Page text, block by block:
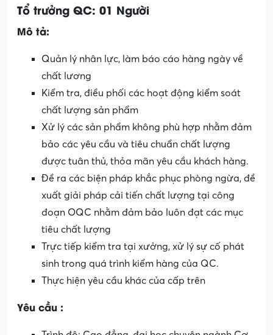
Tổ trưởng QC: 01 Người
Mô tả:
Quản lý nhân lực, làm báo cáo hàng ngày về
chất lương
Kiểm tra, điều phối các hoạt động kiểm soát
chất lượng sản phẩm
Xử lý các sản phẩm không phù hợp nhằm đảm
bảo các yêu cầu và tiêu chuẩn chất lượng
được tuân thủ, thỏa mãn yêu cầu khách hàng.
Đề ra các biện pháp khắc phục phòng ngừa, đề
xuất giải pháp cải tiến chất lượng tại công
đoạn OQC nhằm đảm bảo luôn đạt các mục
tiêu chất lượng
Trực tiếp kiểm tra tại xưởng, xử lý sự cố phát
sinh trong quá trình kiểm hàng của QC.
Thực hiện yêu cầu khác của cấp trên
Yêu cầu :